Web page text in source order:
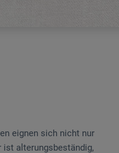
eignen sich nicht nur
ist alterungsbeständig,